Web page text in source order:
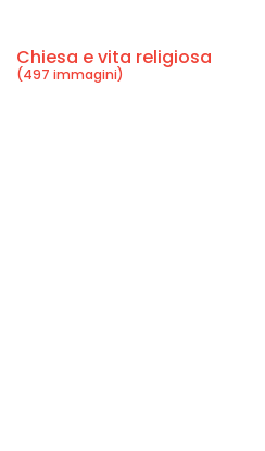
Chiesa e vita religiosa
(497 immagini)